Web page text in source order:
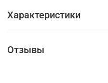
Характеристики
Отзывы